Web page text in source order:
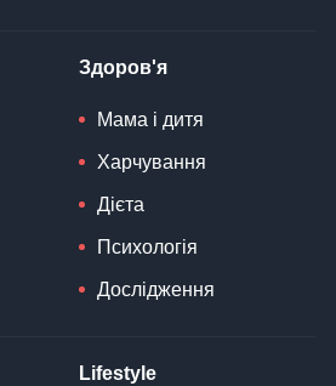
Здоров'я
Мама і дитя
Харчування
Дієта
Психологія
Дослідження
Lifestyle